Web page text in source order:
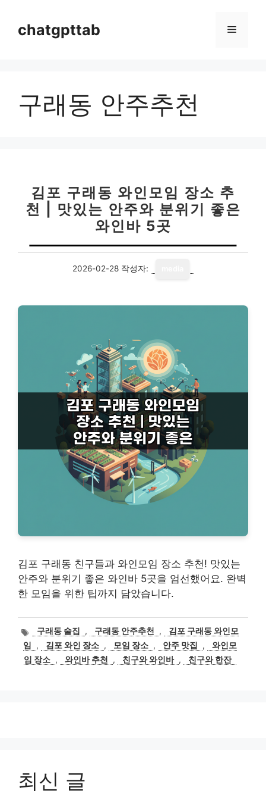
chatgpttab 메
구래동 안주추천
김포 구래동 와인모임 장소 추
천 | 맛있는 안주와 분위기 좋은
와인바 5곳
2026-02-28 작성자:
김포 구래동 친구들과 와인모임 장소 추천! 맛있는
안주와 분위기 좋은 와인바 5곳을 엄선했어요. 완벽
한 모임을 위한 팁까지 담았습니다.
태구래동 술집 , 구래동 안주추천 ,
김포 구래동 와인모
임
, 김포 와인 장소 , 모임 장소 , 안주 맛집 ,
와인모
임 장소 , 와인바 추천 , 친구와 와인바 , 친구와 한잔
최신 글